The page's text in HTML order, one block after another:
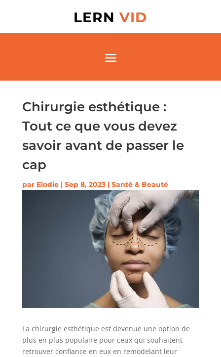
LERNVID
Chirurgie esthétique :
Tout ce que vous devez
savoir avant de passer le
cap
par Elodie| Sep 8, 2023| Santé & Beauté
La chirurgie esthétique est devenue une option de
plus en plus populaire pour ceux qui souhaitent
retrouver confiance en eux en remodelant leur